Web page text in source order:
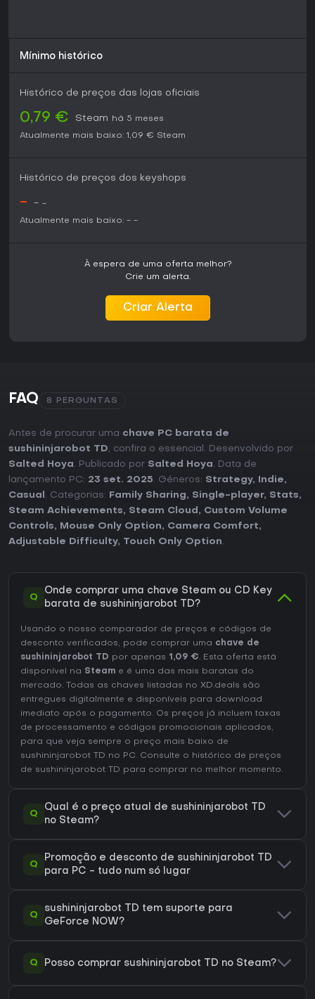
Mínimo histórico
Histórico de preços das lojas oficiais
0,79 € Steam
há 5 meses
Atualmente mais baixo: 1,09 € Steam
Histórico de preços dos keyshops
- - -
Atualmente mais baixo: - -
À espera de uma oferta melhor?
Crie um alerta.
Criar Alerta
FAQ 8 PERGUNTAS
Antes de procurar uma chave PC barata de
sushininjarobot TD, confira o essencial. Desenvolvido por
Salted Hoya. Publicado por Salted Hoya. Data de
lançamento PC: 23 set. 2025. Géneros: Strategy, Indie,
Casual . Categorias: Family Sharing, Single-player, Stats,
Steam Achievements, Steam Cloud , Custom Volume
Controls, Mouse Only Option, Camera Comfort,
Adjustable Difficulty, Touch Only Option.
Q
Onde comprar uma chave Steam ou CD Key
barata de sushininjarobot TD?
Usando o nosso comparador de preços e códigos de
desconto verificados, pode comprar uma chave de
sushininjarobot TD por apenas 1,09 €. Esta oferta está
disponível na Steam e é uma das mais baratas do
mercado. Todas as chaves listadas no XD.deals são
entregues digitalmente e disponíveis para download
imediato após o pagamento. Os preços já incluem taxas
de processamento e códigos promocionais aplicados,
para que veja sempre o preço mais baixo de
sushininjarobot TD no PC. Consulte o histórico de preços
de sushininjarobot TD para comprar no melhor momento.
Q
Qual é o preço atual de sushininjarobot TD
no Steam?
Q
Promoção e desconto de sushininjarobot TD
para PC - tudo num só lugar
Q
sushininjarobot TD tem suporte para
GeForce NOW?
Q Posso comprar sushininjarobot TD no Steam?